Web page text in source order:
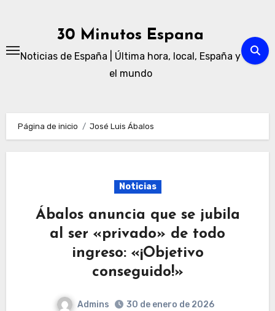
30 Minutos Espana
Noticias de España | Última hora, local, España y
el mundo
Página de inicio José Luis Ábalos
Noticias
Ábalos anuncia que se jubila
al ser «privado» de todo
ingreso: «¡Objetivo
conseguido!»
Admins
30 de enero de 2026